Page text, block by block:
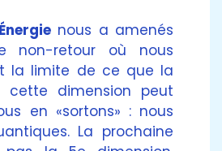
nous a amenés
non-retour où nous
la limite de ce que la
cette dimension peut
en «sortons» : nous
La prochaine